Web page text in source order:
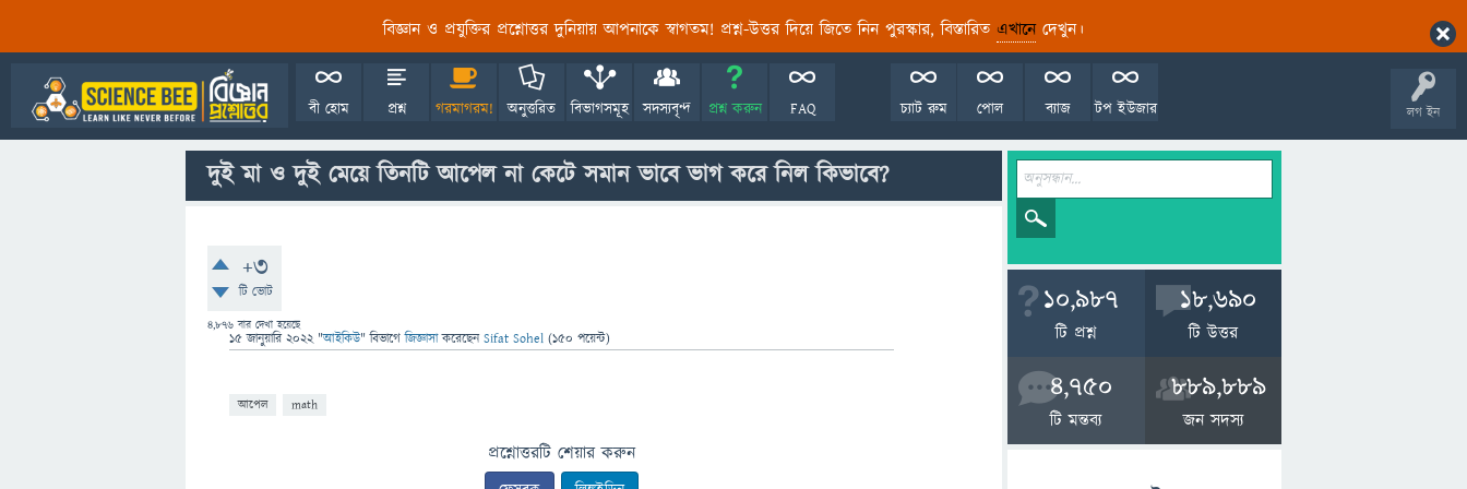
বিজ্ঞান ও প্রযুক্তির প্রশ্নোত্তর দুনিয়ায় আপনাকে স্বাগতম! প্রশ্ন-উত্তর দিয়ে জিতে নিন পুরস্কার, বিস্তারিত এখানেদেখুন।
লগ ইন
বী হোম প্রশ্ন গরমাগরম! অনুত্তরিত বিভাগসমূহ সদস্যবৃন্দ প্রশ্ন করুন FAQ টপ ইউজার
ব্যাজ
পোল
চ্যাট রুম
দুই মা ও দুই মেয়ে তিনটি আপেল না কেটে সমান ভাবে ভাগ করে নিল কিভাবে?
+3
টি ভোট
4,876 বার দেখা হয়েছে
15 জানুয়ারি 2022 "আইকিউ" বিভাগে জিজ্ঞাসাকরেছেনSifat Sohel (150 পয়েন্ট)
আপেল math
প্রশ্নোত্তরটি শেয়ার করুন
10,987
টি প্রশ্ন
18,690
টি উত্তর
4,750
টি মন্তব্য
889,889
জন সদস্য